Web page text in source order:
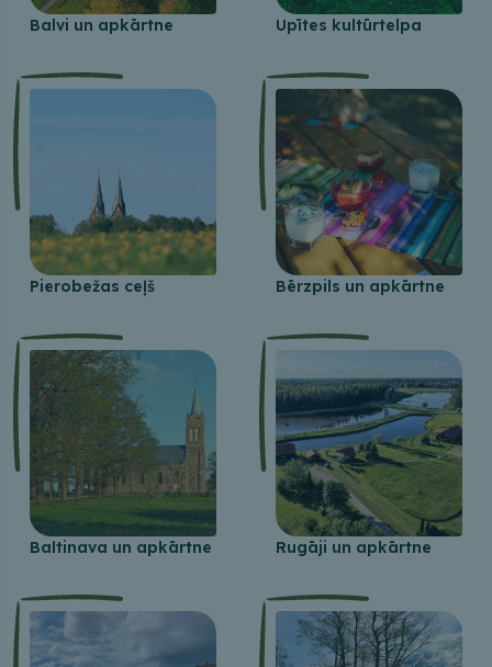
Balvi un apkārtne Upītes kultūrtelpa
Pierobežas ceļš Bērzpils un apkārtne
Baltinava un apkārtne Rugāji un apkārtne